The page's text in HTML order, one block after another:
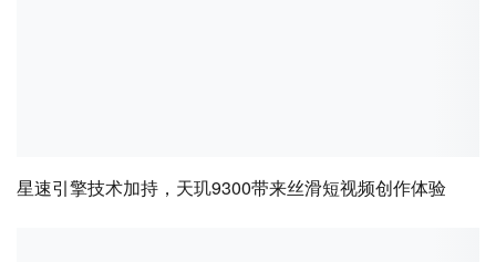
星速引擎技术加持，天玑9300带来丝滑短视频创作体验